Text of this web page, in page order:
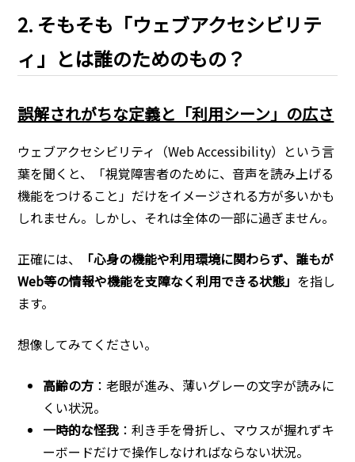
2. そもそも「ウェブアクセシビリテ
ィ」とは誰のためのもの？
誤解されがちな定義と「利用シーン」の広さ
ウェブアクセシビリティ（Web Accessibility）という言
葉を聞くと、「視覚障害者のために、音声を読み上げる
機能をつけること」だけをイメージされる方が多いかも
しれません。しかし、それは全体の一部に過ぎません。
正確には、
「心身の機能や利用環境に関わらず、誰もが
Web等の情報や機能を支障なく利用できる状態」 を指し
ます。
想像してみてください。
高齢の方 ：老眼が進み、薄いグレーの文字が読みに
くい状況。
一時的な怪我 ：利き手を骨折し、マウスが握れずキ
ーボードだけで操作しなければならない状況。